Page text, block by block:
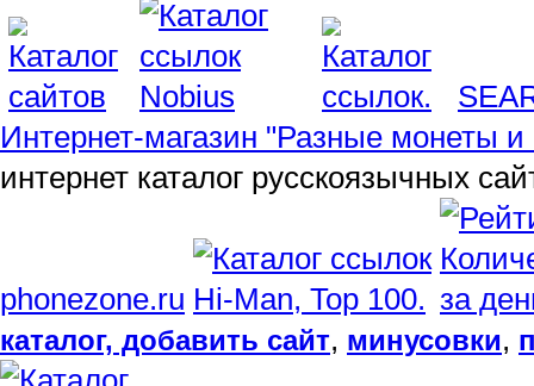
Интернет-магазин "Разные монеты и
интернет каталог русскоязычных
phonezone.ru
каталог, добавить сайт, минусовки,